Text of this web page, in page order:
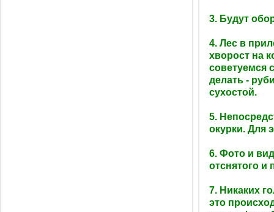
3. Будут
4. Лес в
хворост на
советуемся
делать -
сухостой.
5.
окурки. Для
6. Фото и
отснятого и
7. Никаких
это